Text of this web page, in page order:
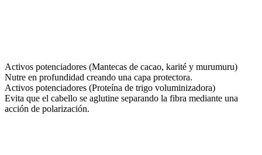
Activos potenciadores (Mantecas de cacao, karité y murumuru)
Nutre en profundidad creando una capa protectora.
Activos potenciadores (Proteína de trigo voluminizadora)
Evita que el cabello se aglutine separando la fibra mediante una
acción de polarización.